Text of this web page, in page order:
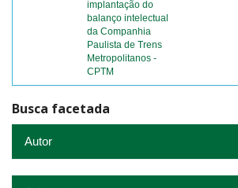
implantação do
balanço intelectual
da Companhia
Paulista de Trens
Metropolitanos -
CPTM
Busca facetada
Autor